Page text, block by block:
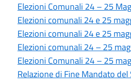
Elezioni Comunali 24 – 25
Elezioni comunali 24 e 25
Elezioni comunali 24 e 25
Elezioni comunali 24 – 25
Elezioni Comunali 24 – 25
Relazione di Fine Mandato del